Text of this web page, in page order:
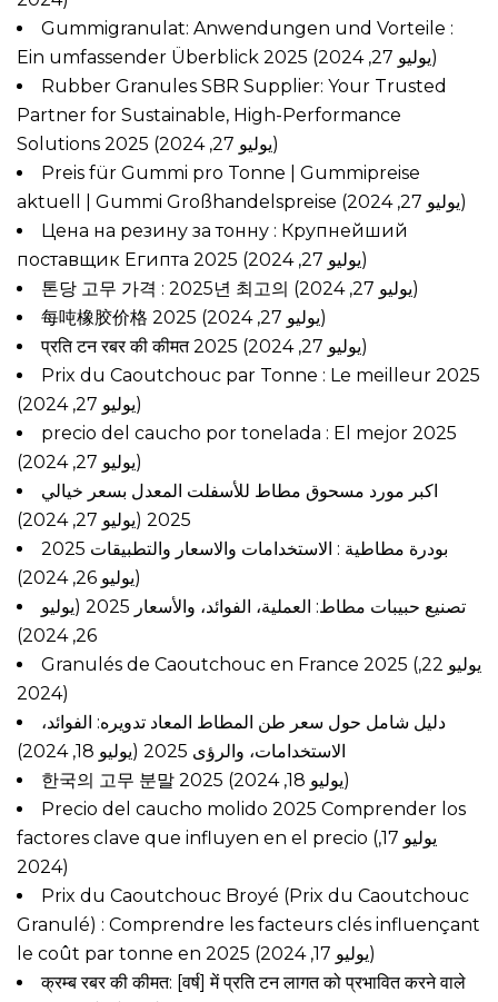
Gummigranulat: Anwendungen und Vorteile :
Ein umfassender Überblick 2025
(يوليو 27, 2024)
Rubber Granules SBR Supplier: Your Trusted
Partner for Sustainable, High-Performance
Solutions 2025
(يوليو 27, 2024)
Preis für Gummi pro Tonne | Gummipreise
aktuell | Gummi Großhandelspreise
(يوليو 27, 2024)
Цена на резину за тонну : Крупнейший
поставщик Египта 2025
(يوليو 27, 2024)
톤당 고무 가격 : 2025년 최고의
(يوليو 27, 2024)
每吨橡胶价格 2025
(يوليو 27, 2024)
प्रति टन रबर की कीमत 2025
(يوليو 27, 2024)
Prix du Caoutchouc par Tonne : Le meilleur 2025
(يوليو 27, 2024)
precio del caucho por tonelada : El mejor 2025
(يوليو 27, 2024)
اكبر مورد مسحوق مطاط للأسفلت المعدل بسعر خيالي
2025 (يوليو 27, 2024)
بودرة مطاطية : الاستخدامات والاسعار والتطبيقات 2025
(يوليو 26, 2024)
تصنيع حبيبات مطاط: العملية، الفوائد، والأسعار 2025
(يوليو
26, 2024)
Granulés de Caoutchouc en France 2025 (يوليو 22,
2024)
دليل شامل حول سعر طن المطاط المعاد تدويره: الفوائد،
الاستخدامات، والرؤى 2025
(يوليو 18, 2024)
한국의 고무 분말 2025
(يوليو 18, 2024)
Precio del caucho molido 2025 Comprender los
factores clave que influyen en el precio (يوليو 17,
2024)
Prix du Caoutchouc Broyé (Prix du Caoutchouc
Granulé) : Comprendre les facteurs clés influençant
le coût par tonne en 2025
(يوليو 17, 2024)
क्रम्ब रबर की कीमत: [वर्ष] में प्रति टन लागत को प्रभावित करने वाले